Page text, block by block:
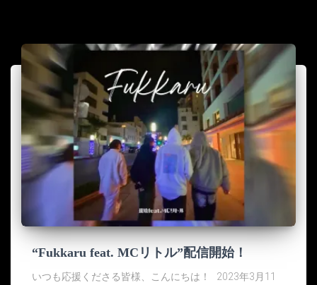
“Fukkaru feat. MCリトル”配信開始！
いつも応援くださる皆様、こんにちは！ 2023年3月11